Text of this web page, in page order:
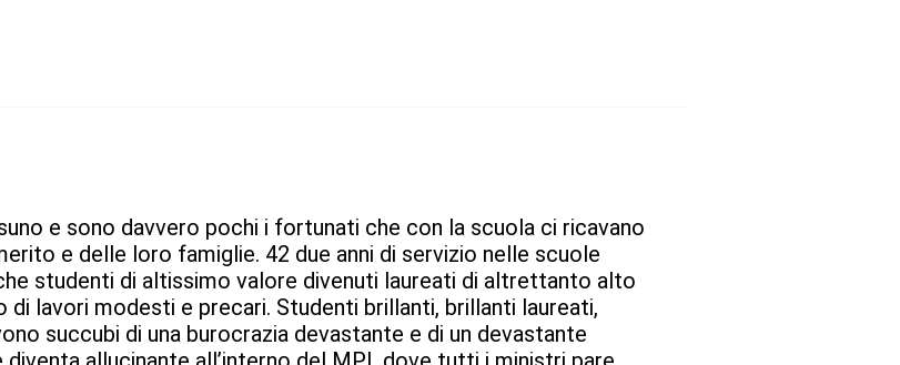
e sono davvero pochi i fortunati che con la scuola ci ricavano
e delle loro famiglie. 42 due anni di servizio nelle scuole
studenti di altissimo valore divenuti laureati di altrettanto alto
di lavori modesti e precari. Studenti brillanti, brillanti laureati,
succubi di una burocrazia devastante e di un devastante